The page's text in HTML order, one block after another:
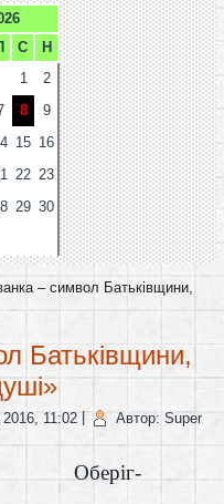
С
Н
1
2
8
9
15 16
22 23
29 30
– символ Батьківщини,
Батьківщини,
11:02
Автор: Super
Оберіг-